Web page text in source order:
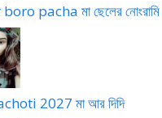
pacha মা ছেলের নোংরামি
2027 মা আর দিদি